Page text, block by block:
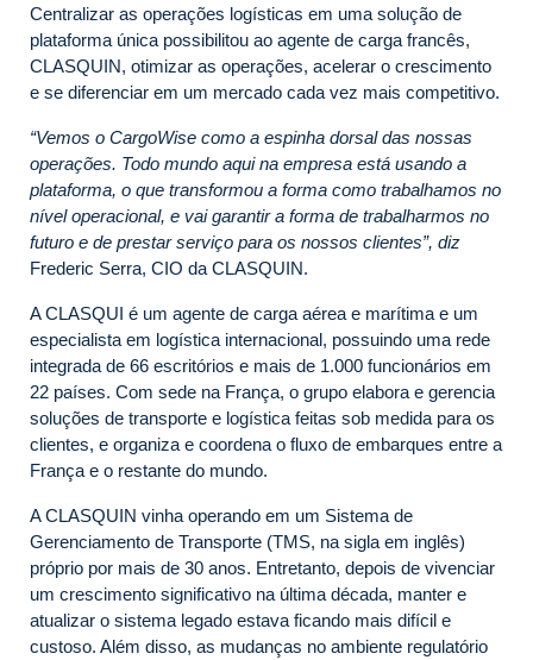
Centralizar as operações logísticas em uma solução de
plataforma única possibilitou ao agente de carga francês,
CLASQUIN, otimizar as operações, acelerar o crescimento
e se diferenciar em um mercado cada vez mais competitivo.
“Vemos o CargoWise como a espinha dorsal das nossas
operações. Todo mundo aqui na empresa está usando a
plataforma, o que transformou a forma como trabalhamos no
nível operacional, e vai garantir a forma de trabalharmos no
futuro e de prestar serviço para os nossos clientes”, diz
Frederic Serra, CIO da CLASQUIN.
A CLASQUI é um agente de carga aérea e marítima e um
especialista em logística internacional, possuindo uma rede
integrada de 66 escritórios e mais de 1.000 funcionários em
22 países. Com sede na França, o grupo elabora e gerencia
soluções de transporte e logística feitas sob medida para os
clientes, e organiza e coordena o fluxo de embarques entre a
França e o restante do mundo.
A CLASQUIN vinha operando em um Sistema de
Gerenciamento de Transporte (TMS, na sigla em inglês)
próprio por mais de 30 anos. Entretanto, depois de vivenciar
um crescimento significativo na última década, manter e
atualizar o sistema legado estava ficando mais difícil e
custoso. Além disso, as mudanças no ambiente regulatório